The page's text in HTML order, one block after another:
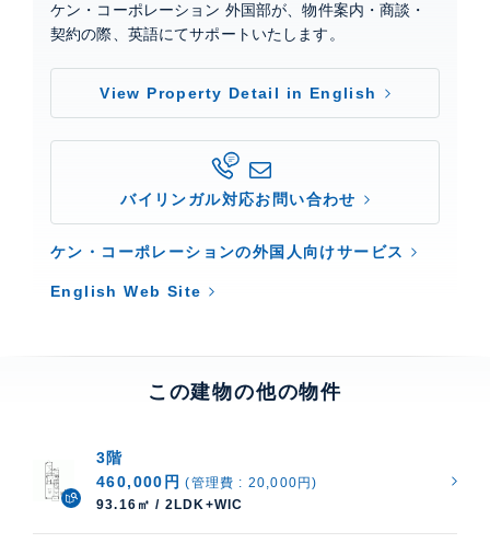
ケン・コーポレーション 外国部が、物件案内・商談・
契約の際、英語にてサポートいたします。
View Property Detail in English
バイリンガル対応お問い合わせ
ケン・コーポレーションの外国人向けサービス
English Web Site
この建物の他の物件
3階
460,000円 (管理費 : 20,000円)
93.16㎡ / 2LDK+WIC